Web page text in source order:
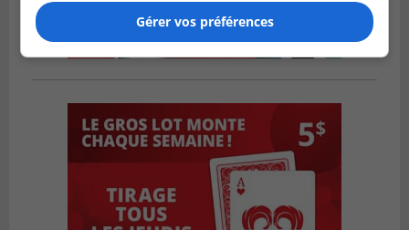
Gérer vos préférences